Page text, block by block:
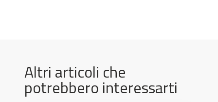
Altri articoli che
potrebbero interessarti